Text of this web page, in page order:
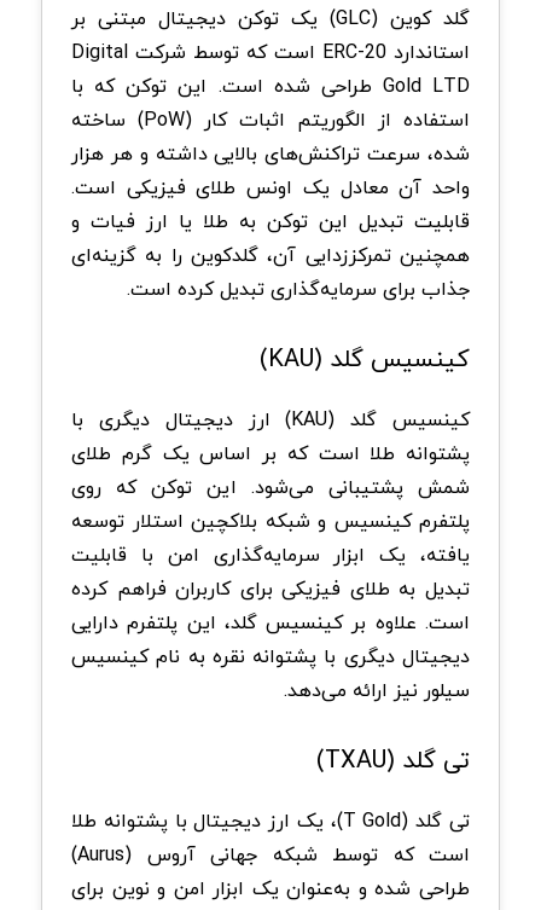
گلد کوین (GLC) یک توکن دیجیتال مبتنی بر
استاندارد ERC-20 است که توسط شرکت Digital
Gold LTD طراحی شده است. این توکن که با
استفاده از الگوریتم اثبات کار (PoW) ساخته
شده، سرعت تراکنش‌های بالایی داشته و هر هزار
واحد آن معادل یک اونس طلای فیزیکی است.
قابلیت تبدیل این توکن به طلا یا ارز فیات و
همچنین تمرکززدایی آن، گلدکوین را به گزینه‌ای
جذاب برای سرمایه‌گذاری تبدیل کرده است.
کینسیس گلد (KAU)
کینسیس گلد (KAU) ارز دیجیتال دیگری با
پشتوانه طلا است که بر اساس یک گرم طلای
شمش پشتیبانی می‌شود. این توکن که روی
پلتفرم کینسیس و شبکه بلاکچین استلار توسعه
یافته، یک ابزار سرمایه‌گذاری امن با قابلیت
تبدیل به طلای فیزیکی برای کاربران فراهم کرده
است. علاوه بر کینسیس گلد، این پلتفرم دارایی
دیجیتال دیگری با پشتوانه نقره به نام کینسیس
سیلور نیز ارائه می‌دهد.
تی گلد (TXAU)
تی گلد (T Gold)، یک ارز دیجیتال با پشتوانه طلا
است که توسط شبکه جهانی آروس (Aurus)
طراحی شده و به‌عنوان یک ابزار امن و نوین برای